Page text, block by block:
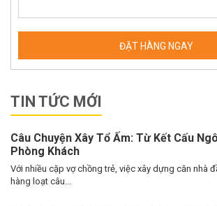
TIN TỨC MỚI
Câu Chuyện Xây Tổ Ấm: Từ Kết Cấu
Phòng Khách
Với nhiều cặp vợ chồng trẻ, việc xây dựng căn nhà
hàng loạt câu...